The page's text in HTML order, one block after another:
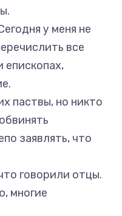
у меня не
все
епископах,
паствы, но никто
заявлять, что
говорили отцы.
многие